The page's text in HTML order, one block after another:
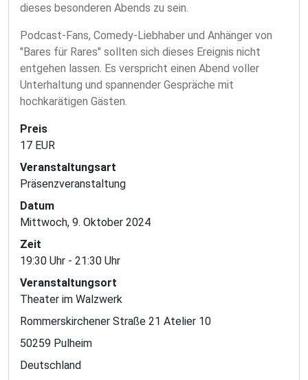
dieses besonderen Abends zu sein.
Podcast-Fans, Comedy-Liebhaber und Anhänger von
"Bares für Rares" sollten sich dieses Ereignis nicht
entgehen lassen. Es verspricht einen Abend voller
Unterhaltung und spannender Gespräche mit
hochkarätigen Gästen.
Preis
17 EUR
Veranstaltungsart
Präsenzveranstaltung
Datum
Mittwoch, 9. Oktober 2024
Zeit
19:30 Uhr - 21:30 Uhr
Veranstaltungsort
Theater im Walzwerk
Rommerskirchener Straße 21 Atelier 10
50259 Pulheim
Deutschland